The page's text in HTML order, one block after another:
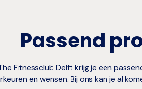
Passend
Fitnessclub Delft krijg je een
en wensen. Bij ons kan je al